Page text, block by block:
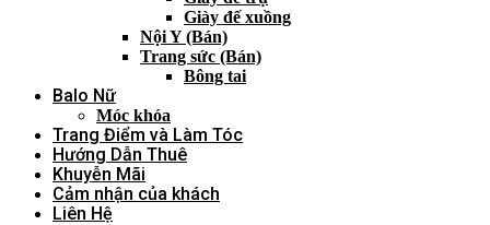
Giày đế xuồng
Nội Y (Bán)
Trang sức (Bán)
Bông tai
Balo Nữ
Móc khóa
Trang Điểm và Làm Tóc
Hướng Dẫn Thuê
Khuyễn Mãi
Cảm nhận của khách
Liên Hệ